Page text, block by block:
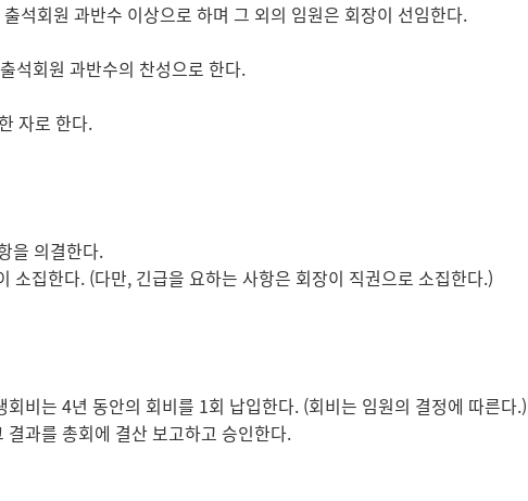
석회원 과반수 이상으로 하며 그 외의 임원은 회장이 선임한다.
석회원 과반수의 찬성으로 한다.
자로 한다.
을 의결한다.
집한다. (다만, 긴급을 요하는 사항은 회장이 직권으로 소집한다.)
비는 4년 동안의 회비를 1회 납입한다. (회비는 임원의 결정에 따른다.)
과를 총회에 결산 보고하고 승인한다.